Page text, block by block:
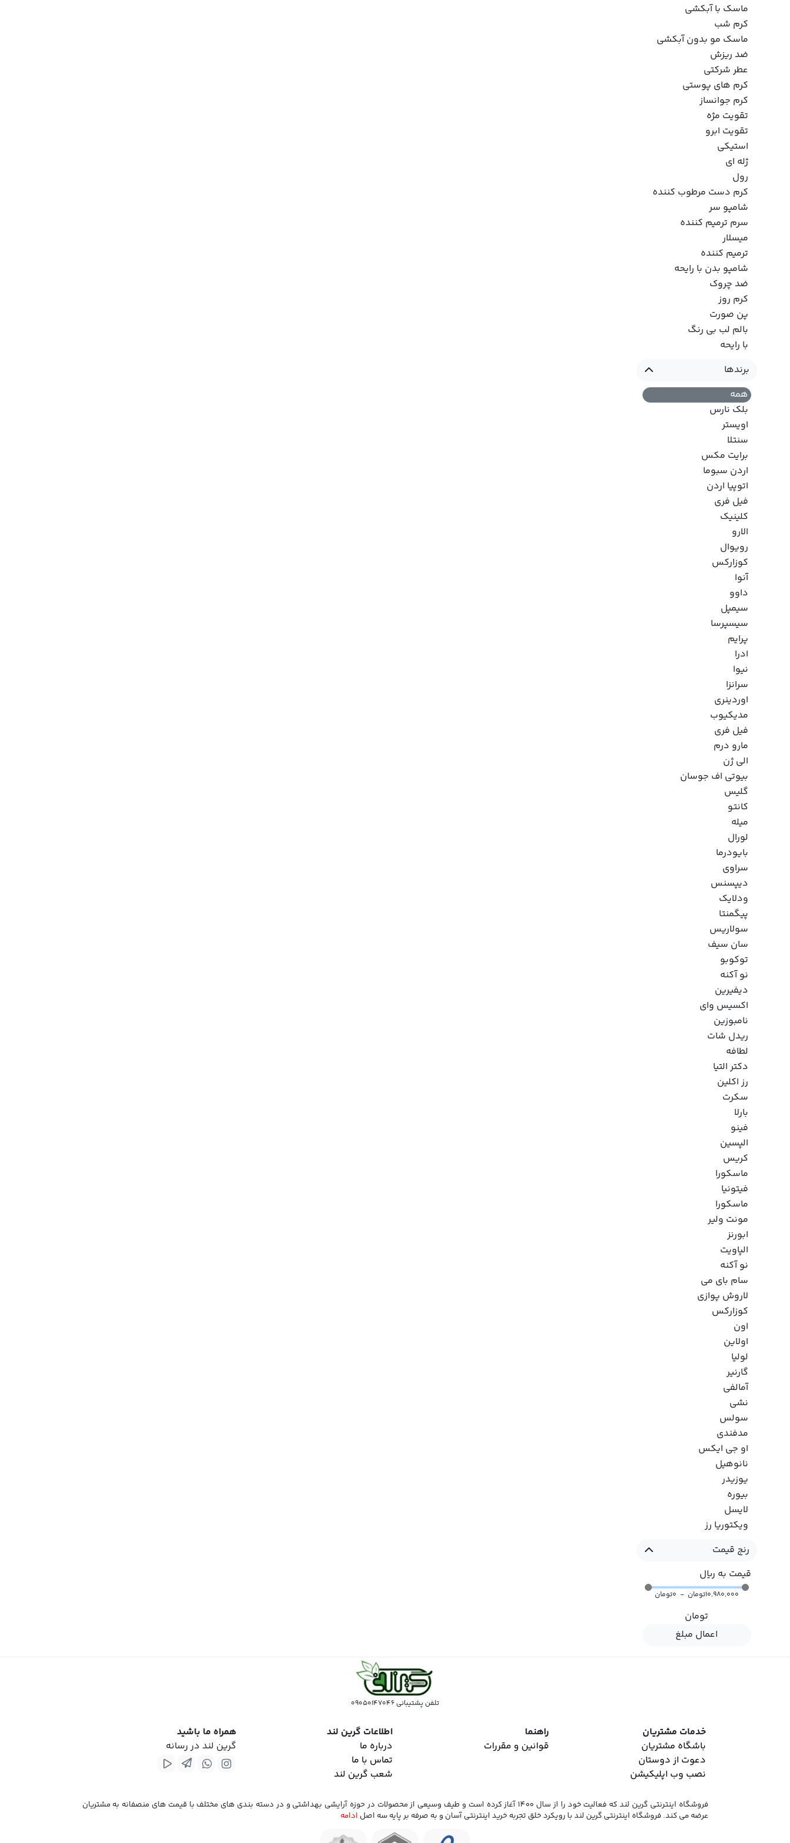
ماسک با آبکشی
کرم شب
ماسک مو بدون آبکشی
ضد ریزش
عطر شرکتی
کرم های پوستی
کرم جوانساز
تقویت مژه
تقویت ابرو
استیکی
ژله ای
رول
کرم دست مرطوب کننده
شامپو سر
سرم ترمیم کننده
میسلار
ترمیم کننده
شامپو بدن با رایحه
ضد چروک
کرم روز
پن صورت
بالم لب بی رنگ
با رایحه
برندها
همه
بلک نارس
اویستر
سنتلا
برایت مکس
اردن سبوما
اتوپیا اردن
فیل فری
کلینیک
الارو
رویوال
کوزارکس
آنوا
داوو
سیمپل
سیسپرسا
پرایم
ادرا
نیوا
سرانزا
اوردینری
مدیکیوب
فیل فری
مارو درم
الی ژن
بیوتی اف جوسان
گلیس
کانتو
میله
لورال
بایودرما
سراوی
دیپسنس
ودلایک
پیگمنتا
سولاریس
سان سیف
توکوبو
نو آکنه
دیفیرین
اکسیس وای
نامبوزین
ریدل شات
لطافه
دکتر التیا
رز اکلین
سکرت
بارلا
فینو
الپسین
کریس
ماسکورا
فیتونیا
ماسکورا
مونت ولیر
ابورنز
الپاویت
نو آکنه
سام بای می
لاروش پوازی
کوزارکس
اون
اولاین
لولیا
گارنیر
آمالفی
نشی
سولس
مدفندی
او جی ایکس
نانوهیل
یوزیدر
بیوره
لایسل
ویکتوریا رز
رنج قیمت
قیمت به ریال
10,980,000تومان - 0تومان
تومان
اعمال مبلغ
تلفن پشتیبانی 09050147046
خدمات مشتریان
باشگاه مشتریان
دعوت از دوستان
نصب وب اپلیکیشن
راهنما
قوانین و مقررات
اطلاعات گرین لند
درباره ما
تماس با ما
شعب گرین لند
همراه ما باشید
گرین لند در رسانه
فروشگاه اینترنتی گرین لند که فعالیت خود را از سال 1400 آغاز کرده است و طیف وسیعی از محصولات در حوزه آرایشی بهداشتی و در دسته بندی های مختلف با قیمت های منصفانه به مشتریان
عرضه می کند. فروشگاه اینترنتی گرین لند با رویکرد خلق تجربه خرید اینترنتی آسان و به صرفه بر پایه سه اصل ادامه